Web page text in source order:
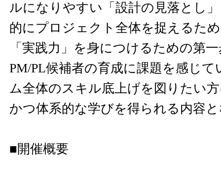
ルになりやすい「設計の見落とし
的にプロジェクト全体を捉えるた
「実践力」を身につけるための第
PM/PL候補者の育成に課題を感じ
ム全体のスキル底上げを図りたい
かつ体系的な学びを得られる内容
■開催概要